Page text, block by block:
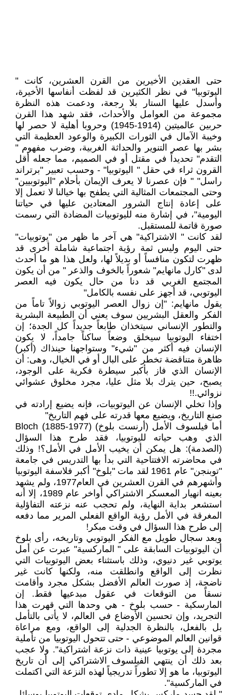
حتى العقدين الأخيرين من القرن العشرين، كانت "
اليوتوبيا" في نظر الكثيرين قد لفظت أنفاسها الأخيرة،
وأسدل عليها الستار بلا رجعة، ودعمت هذه النظرة
مجموعة من العوامل والأحداث، فقد شهد هذا القرن
حربين عالميتين (1914-1945) وحروبا أهلية لا حصر لها
وخيبة الآمال في الثورات الكبيرة والوعود العظيمة التي
بشر بها عصر التنوير والحداثة الغربية، وضرب مفهوم "
التقدم" تحديداً في مقتل أو في الصميم، مما جعله أقل
القرون ثراء في حقل " اليوتوبيا" - وحسب تعبير "برتراند
راسل" " فإن عصرنا لا يعرف الإيمان بأحلام "اليوتوبيين"
وحتى المجتمعات المثالية التي يطفح بها خيالنا لا تعمل إلا
على إعادة إنتاج الشرور المعتادين عليها في حياتنا
اليومية"، في إشارة منه لليوتوبيات المضادة التي رسمت
صورة قاتمة للمستقبل.
لقد كانت " الاشتراكية" هي آخر ما ظهر من "يوتوبيات"
حتى اليوم وليس ثمة رؤية اجتماعية شاملة أخرى قد
ظهرت لتكون منافساً أو بديلاً لها، ولعل هذا هو ما أحدث
لدى "كارل مانهايم" شعوراً بالخوف والذعر " من أن يكون
المجتمع الغربي قد دنا من حال يكون فيه العصر
اليوتوبي، قد أجهز على نفسه بالكامل"
يقول مانهايم: "إن زوال العصر اليوتوبي زوالاً تاماً من
الفكر والعقل البشريين سوف يعني أن الطبيعة البشرية
والتطور الإنساني سيتخذان طابعاً جديداً كل الجدة؛ إن
اختفاء اليوتوبيا سيخلق وضعاً ساكناً جامداً، لا يكون
الإنسان فيه أكثر من "شيء" وستواجهنا حينذاك (أكبر)
ظاهرة متناقضة تخطر على البال أو في الخيال، وهى: أن
الإنسان الذي فاز بأكبر سيطرة فكرية على الوجود،
يصبح، حين يترك بلا مثل عليا، مجرد مخلوق عشوائي
نزوائي.!!
وإذا تخلي الإنسان عن اليوتوبيات، فإنه يضيع إرادته في
صنع التاريخ، ويضيع معها قدرته على فهم التاريخ"
أما فيلسوف الأمل (أرنست بلوخ) Bloch (1885-1977)
الذي وهب حياته لليوتوبيا، فقد طرح هذا السؤال
(الصدمة): هل يمكن أن يخيب الأمل في الأمل؟! وذلك
في محاضرته الافتتاحية التي بدأ بها التدريس في جامعة
"توبنجن" عام 1961 لقد مات "بلوخ" أكبر فلاسفة اليوتوبيا
وأشهرهم في القرن العشرين في العام1977، ولم يشهد
بعينه انهيار المعسكر الاشتراكي أواخر عام 1989، إلا أنه
استشعر بداية النهاية، ولم تحجب عنه نزعته التفاؤلية
المغرقة في الأمل رؤية الواقع الفعلي المرير مما دفعه
إلى طرح هذا السؤال في وقت مبكر!
وبعد سجال طويل مع الفكر اليوتوبي وتاريخه، رأى بلوخ
أن اليوتوبيات السابقة على " الماركسية" عبرت عن أمل
يوتوبي غير دنيوي، وذلك باستثناء بعض اليوتوبيات التي
نظرت إلى الواقع وانطلقت منه، ولكنها كانت غير
ناضجة، إذ صورت العالم الأفضل بشكل مجرد وأقامت
نسقاً من التوقعات في عقول مبدعيها فقط. إن
المارسكية - حسب بلوخ - هي وحدها التي قهرت هذا
التجريد، وإن تحسين الأوضاع في العالم، لا يأتى بالتأمل
بل بالفعل، بالنظرة الجدلية إلى الواقع، ومع مراعاة
قوانين العالم الموضوعي - حتى تتحول اليوتوبيا من تأملية
مجردة إلى يوتوبيا عينية ذات نزعة اشتراكية". ولا عجب
بعد ذلك أن ينتهي الفيلسوف الاشتراكي إلى أن تاريخ
اليوتوبيا، ما هو إلا تطوراً تدريجياً لهذه النزعة التي اكتملت
في الماركسية".